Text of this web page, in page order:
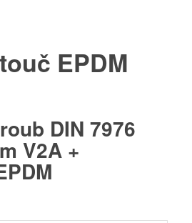
EPDM
DIN 7976
V2A +